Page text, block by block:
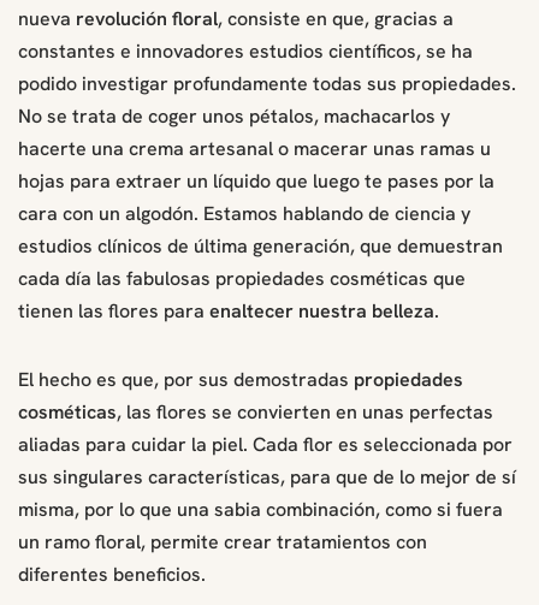
nueva revolución floral, consiste en que, gracias a
constantes e innovadores estudios científicos, se ha
podido investigar profundamente todas sus propiedades.
No se trata de coger unos pétalos, machacarlos y
hacerte una crema artesanal o macerar unas ramas u
hojas para extraer un líquido que luego te pases por la
cara con un algodón. Estamos hablando de ciencia y
estudios clínicos de última generación, que demuestran
cada día las fabulosas propiedades cosméticas que
tienen las flores para enaltecer nuestra belleza.
El hecho es que, por sus demostradas propiedades
cosméticas, las flores se convierten en unas perfectas
aliadas para cuidar la piel. Cada flor es seleccionada por
sus singulares características, para que de lo mejor de sí
misma, por lo que una sabia combinación, como si fuera
un ramo floral, permite crear tratamientos con
diferentes beneficios.